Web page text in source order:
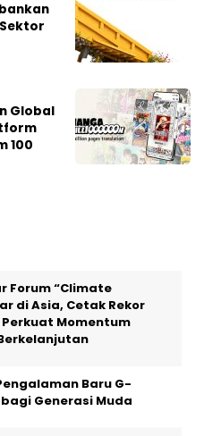
Global
100
Forum “Climate
di Asia, Cetak Rekor
Momentum
Baru G-
bagi Generasi Muda